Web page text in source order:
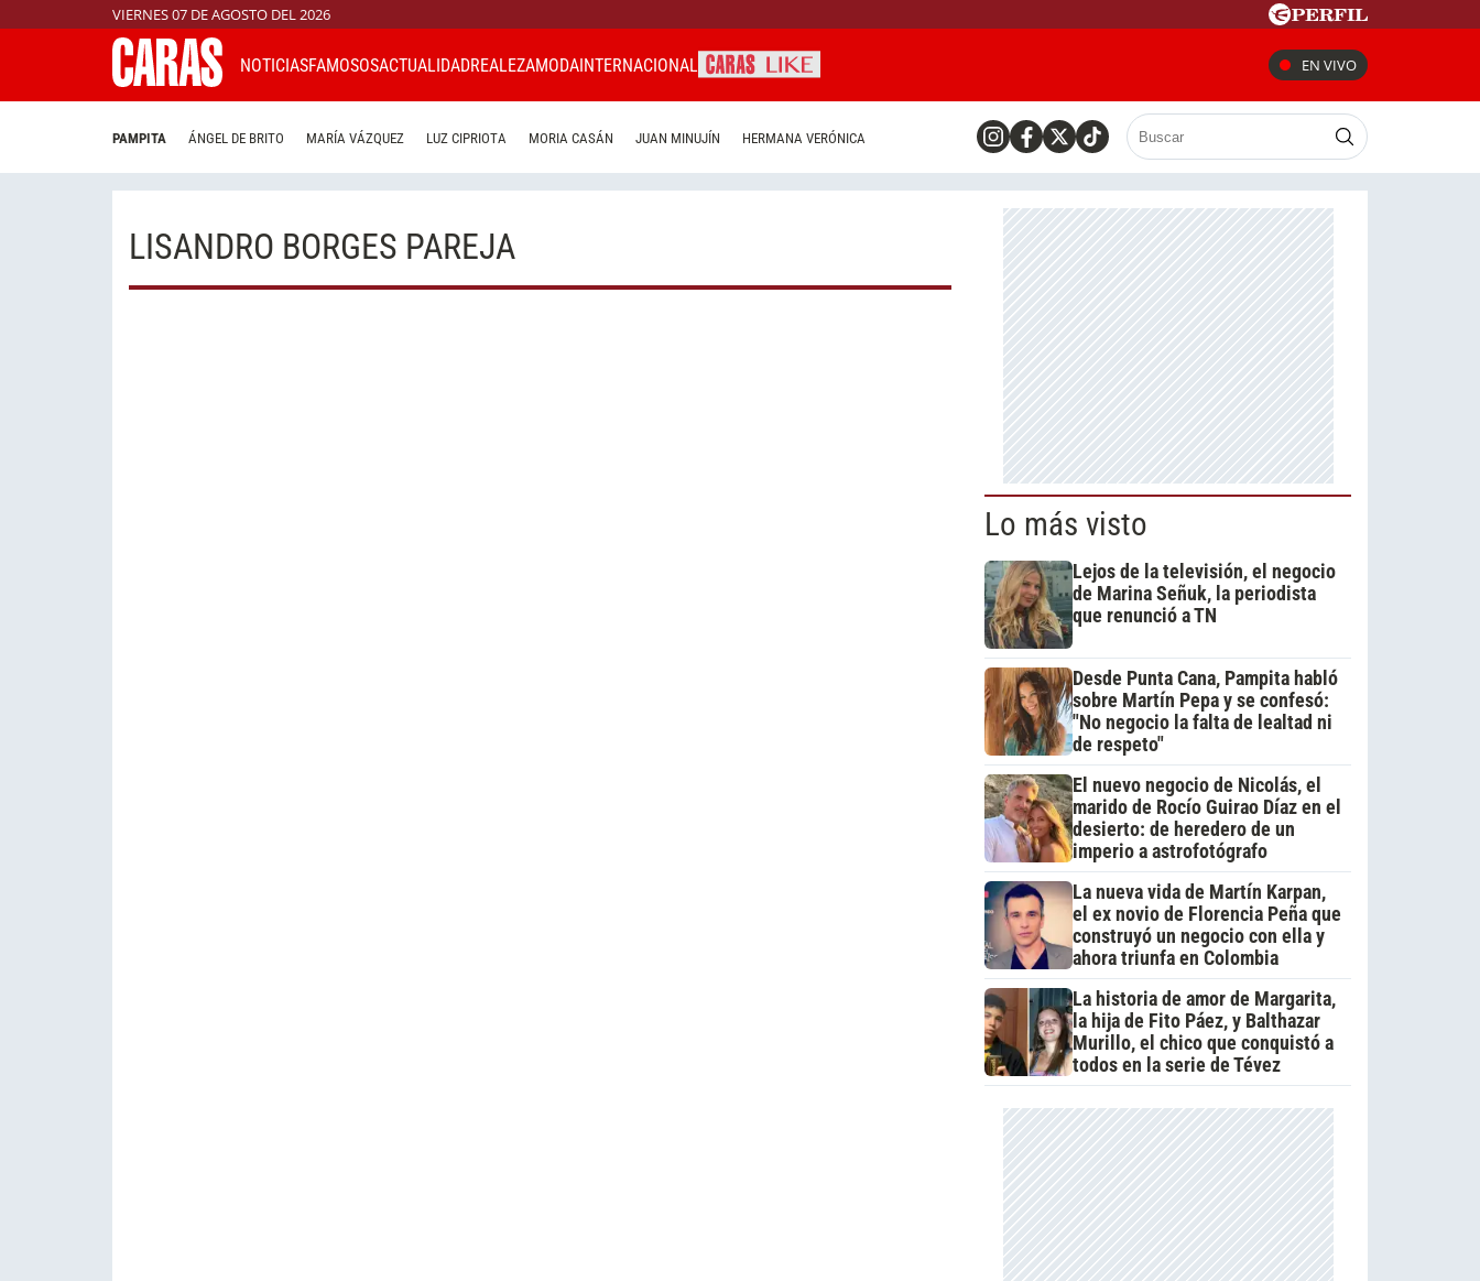
VIERNES 07 DE AGOSTO DEL 2026
NOTICIASFAMOSOSACTUALIDADREALEZAMODAINTERNACIONAL EN VIVO
PAMPITA ÁNGEL DE BRITO MARÍA VÁZQUEZ LUZ CIPRIOTA MORIA CASÁN JUAN MINUJÍN HERMANA VERÓNICA
LISANDRO BORGES PAREJA
Lo más visto
Lejos de la televisión, el negocio
de Marina Señuk, la periodista
que renunció a TN
Desde Punta Cana, Pampita habló
sobre Martín Pepa y se confesó:
"No negocio la falta de lealtad ni
de respeto"
El nuevo negocio de Nicolás, el
marido de Rocío Guirao Díaz en el
desierto: de heredero de un
imperio a astrofotógrafo
La nueva vida de Martín Karpan,
el ex novio de Florencia Peña que
construyó un negocio con ella y
ahora triunfa en Colombia
La historia de amor de Margarita,
la hija de Fito Páez, y Balthazar
Murillo, el chico que conquistó a
todos en la serie de Tévez